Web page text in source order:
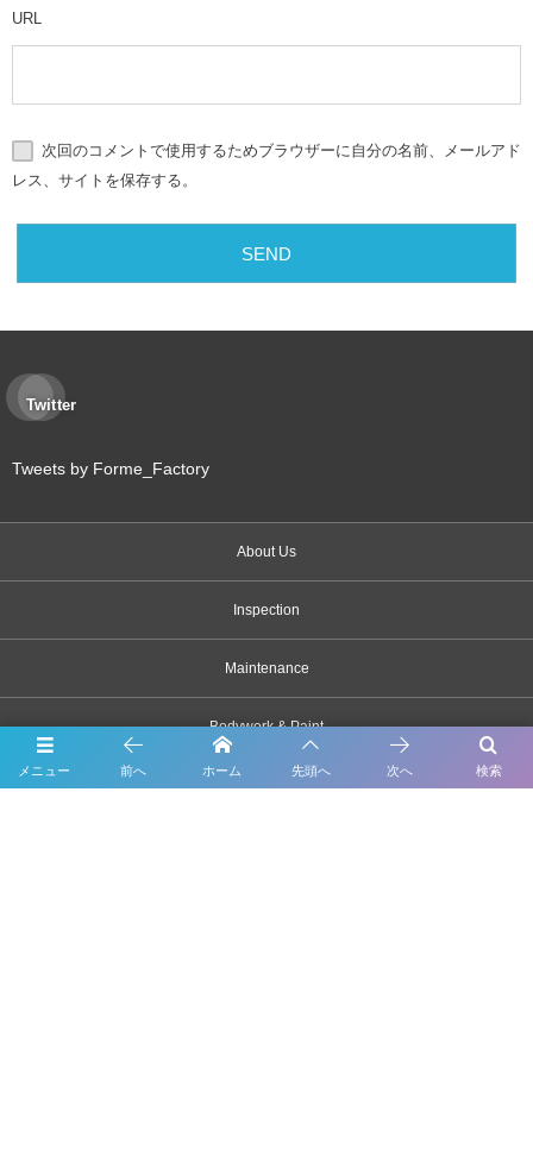
URL
次回のコメントで使用するためブラウザーに自分の名前、メールアド
レス、サイトを保存する。
Twitter
Tweets by Forme_Factory
About Us
Inspection
Maintenance
Bodywork & Paint
メニュー 検索
前へ ホーム 先頭へ 次へ